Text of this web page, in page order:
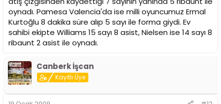
oynadı. Pamesa Valencia'da ise milli oyuncumuz Ermal
Kurtoğlu 8 dakika süre alıp 5 sayı ile forma giydi. Ev
sahibi ekipte Williams 15 sayı 8 asist, Nielsen ise 14 sayı 8
ribaunt 2 asist ile oynadı.
Canberk İşcan
Kayıtlı Üye